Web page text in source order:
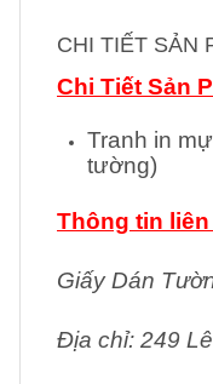
CHI TIẾT SẢN
Chi Tiết Sản
Tranh in
tường)
Thông tin liên
Giấy Dán
Địa chỉ: 249